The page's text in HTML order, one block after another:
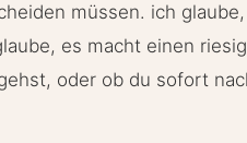
müssen. ich
es macht einen
oder ob du sofort